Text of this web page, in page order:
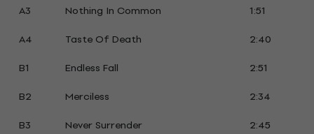
A3 Nothing In Common
1:51
A4
Taste Of Death
2:40
B1
Endless Fall
2:51
B2
Merciless
2:34
B3
Never Surrender 2:45